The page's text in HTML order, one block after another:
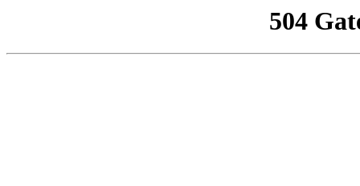
504